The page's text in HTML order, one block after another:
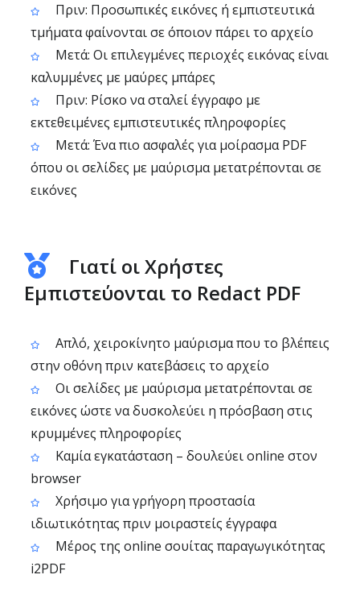
Πριν: Προσωπικές εικόνες ή εμπιστευτικά
τμήματα φαίνονται σε όποιον πάρει το αρχείο
Μετά: Οι επιλεγμένες περιοχές εικόνας είναι
καλυμμένες με μαύρες μπάρες
Πριν: Ρίσκο να σταλεί έγγραφο με
εκτεθειμένες εμπιστευτικές πληροφορίες
Μετά: Ένα πιο ασφαλές για μοίρασμα PDF
όπου οι σελίδες με μαύρισμα μετατρέπονται σε
εικόνες
Γιατί οι Χρήστες
Εμπιστεύονται το Redact PDF
Απλό, χειροκίνητο μαύρισμα που το βλέπεις
στην οθόνη πριν κατεβάσεις το αρχείο
Οι σελίδες με μαύρισμα μετατρέπονται σε
εικόνες ώστε να δυσκολεύει η πρόσβαση στις
κρυμμένες πληροφορίες
Καμία εγκατάσταση – δουλεύει online στον
browser
Χρήσιμο για γρήγορη προστασία
ιδιωτικότητας πριν μοιραστείς έγγραφα
Μέρος της online σουίτας παραγωγικότητας
i2PDF